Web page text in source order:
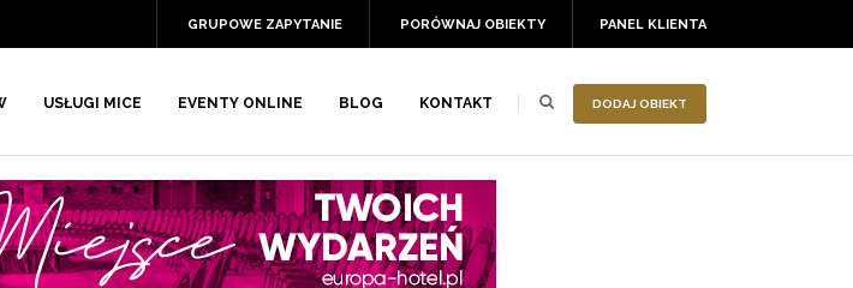
PANEL KLIENTA
PORÓWNAJ OBIEKTY
GRUPOWE ZAPYTANIE
DODAJ OBIEKT
USŁUGI MICE EVENTY ONLINE BLOG KONTAKT